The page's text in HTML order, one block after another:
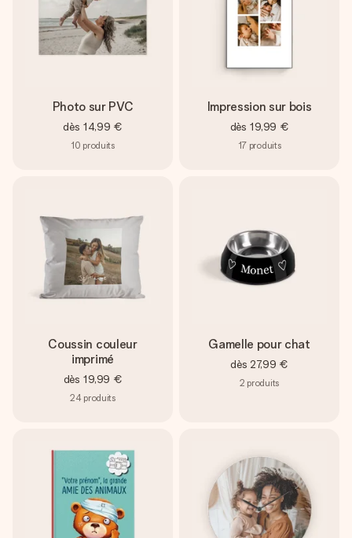
Photo sur PVC
dès 14,99 €
10 produits
Impression sur bois
dès 19,99 €
17 produits
Coussin couleur
imprimé
dès 19,99 €
24 produits
Gamelle pour chat
dès 27,99 €
2 produits